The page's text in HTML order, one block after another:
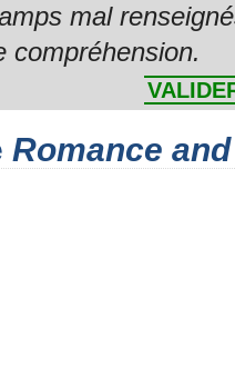
mal
compréhension.
Romance